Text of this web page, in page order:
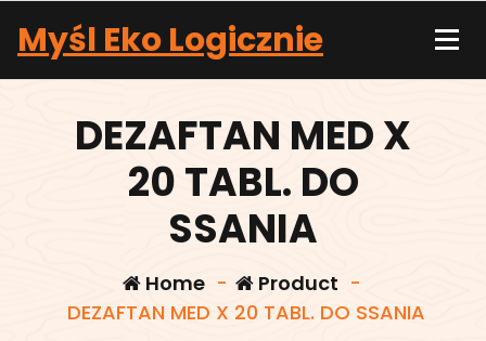
content
Myśl Eko Logicznie
DEZAFTAN MED X
20 TABL. DO
SSANIA
Home- Product -
DEZAFTAN MED X 20 TABL. DO SSANIA